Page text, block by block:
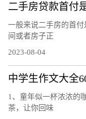
二手房贷款首付
一般来说二手房的首
间或者房子正
2023-08-04
1、童年似一杯浓浓的
茶，让你回味